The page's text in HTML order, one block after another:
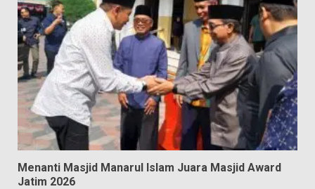
Menanti Masjid Manarul Islam Juara Masjid Award
Jatim 2026